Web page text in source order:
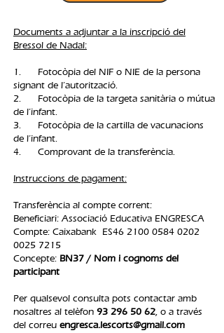
Documents a adjuntar a la inscripció del
Bressol de Nadal:
1. Fotocòpia del NIF o NIE de la persona
signant de l’autorització.
2. Fotocòpia de la targeta sanitària o mútua
de l’infant.
3. Fotocòpia de la cartilla de vacunacions
de l’infant.
4. Comprovant de la transferència.​
Instruccions de pagament:
Transferència al compte corrent:
Beneficiari: Associació Educativa ENGRESCA
Compte: Caixabank ES46 2100 0584 0202
0025 7215
Concepte: BN37 / Nom i cognoms del
participant
Per qualsevol consulta pots contactar amb
nosaltres al telèfon 93 296 50 62, o a través
del correu engresca.lescorts@gmail.com